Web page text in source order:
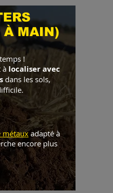
À MAIN)
!
à localiser avec
dans les sols,
métauxadapté à
encore plus